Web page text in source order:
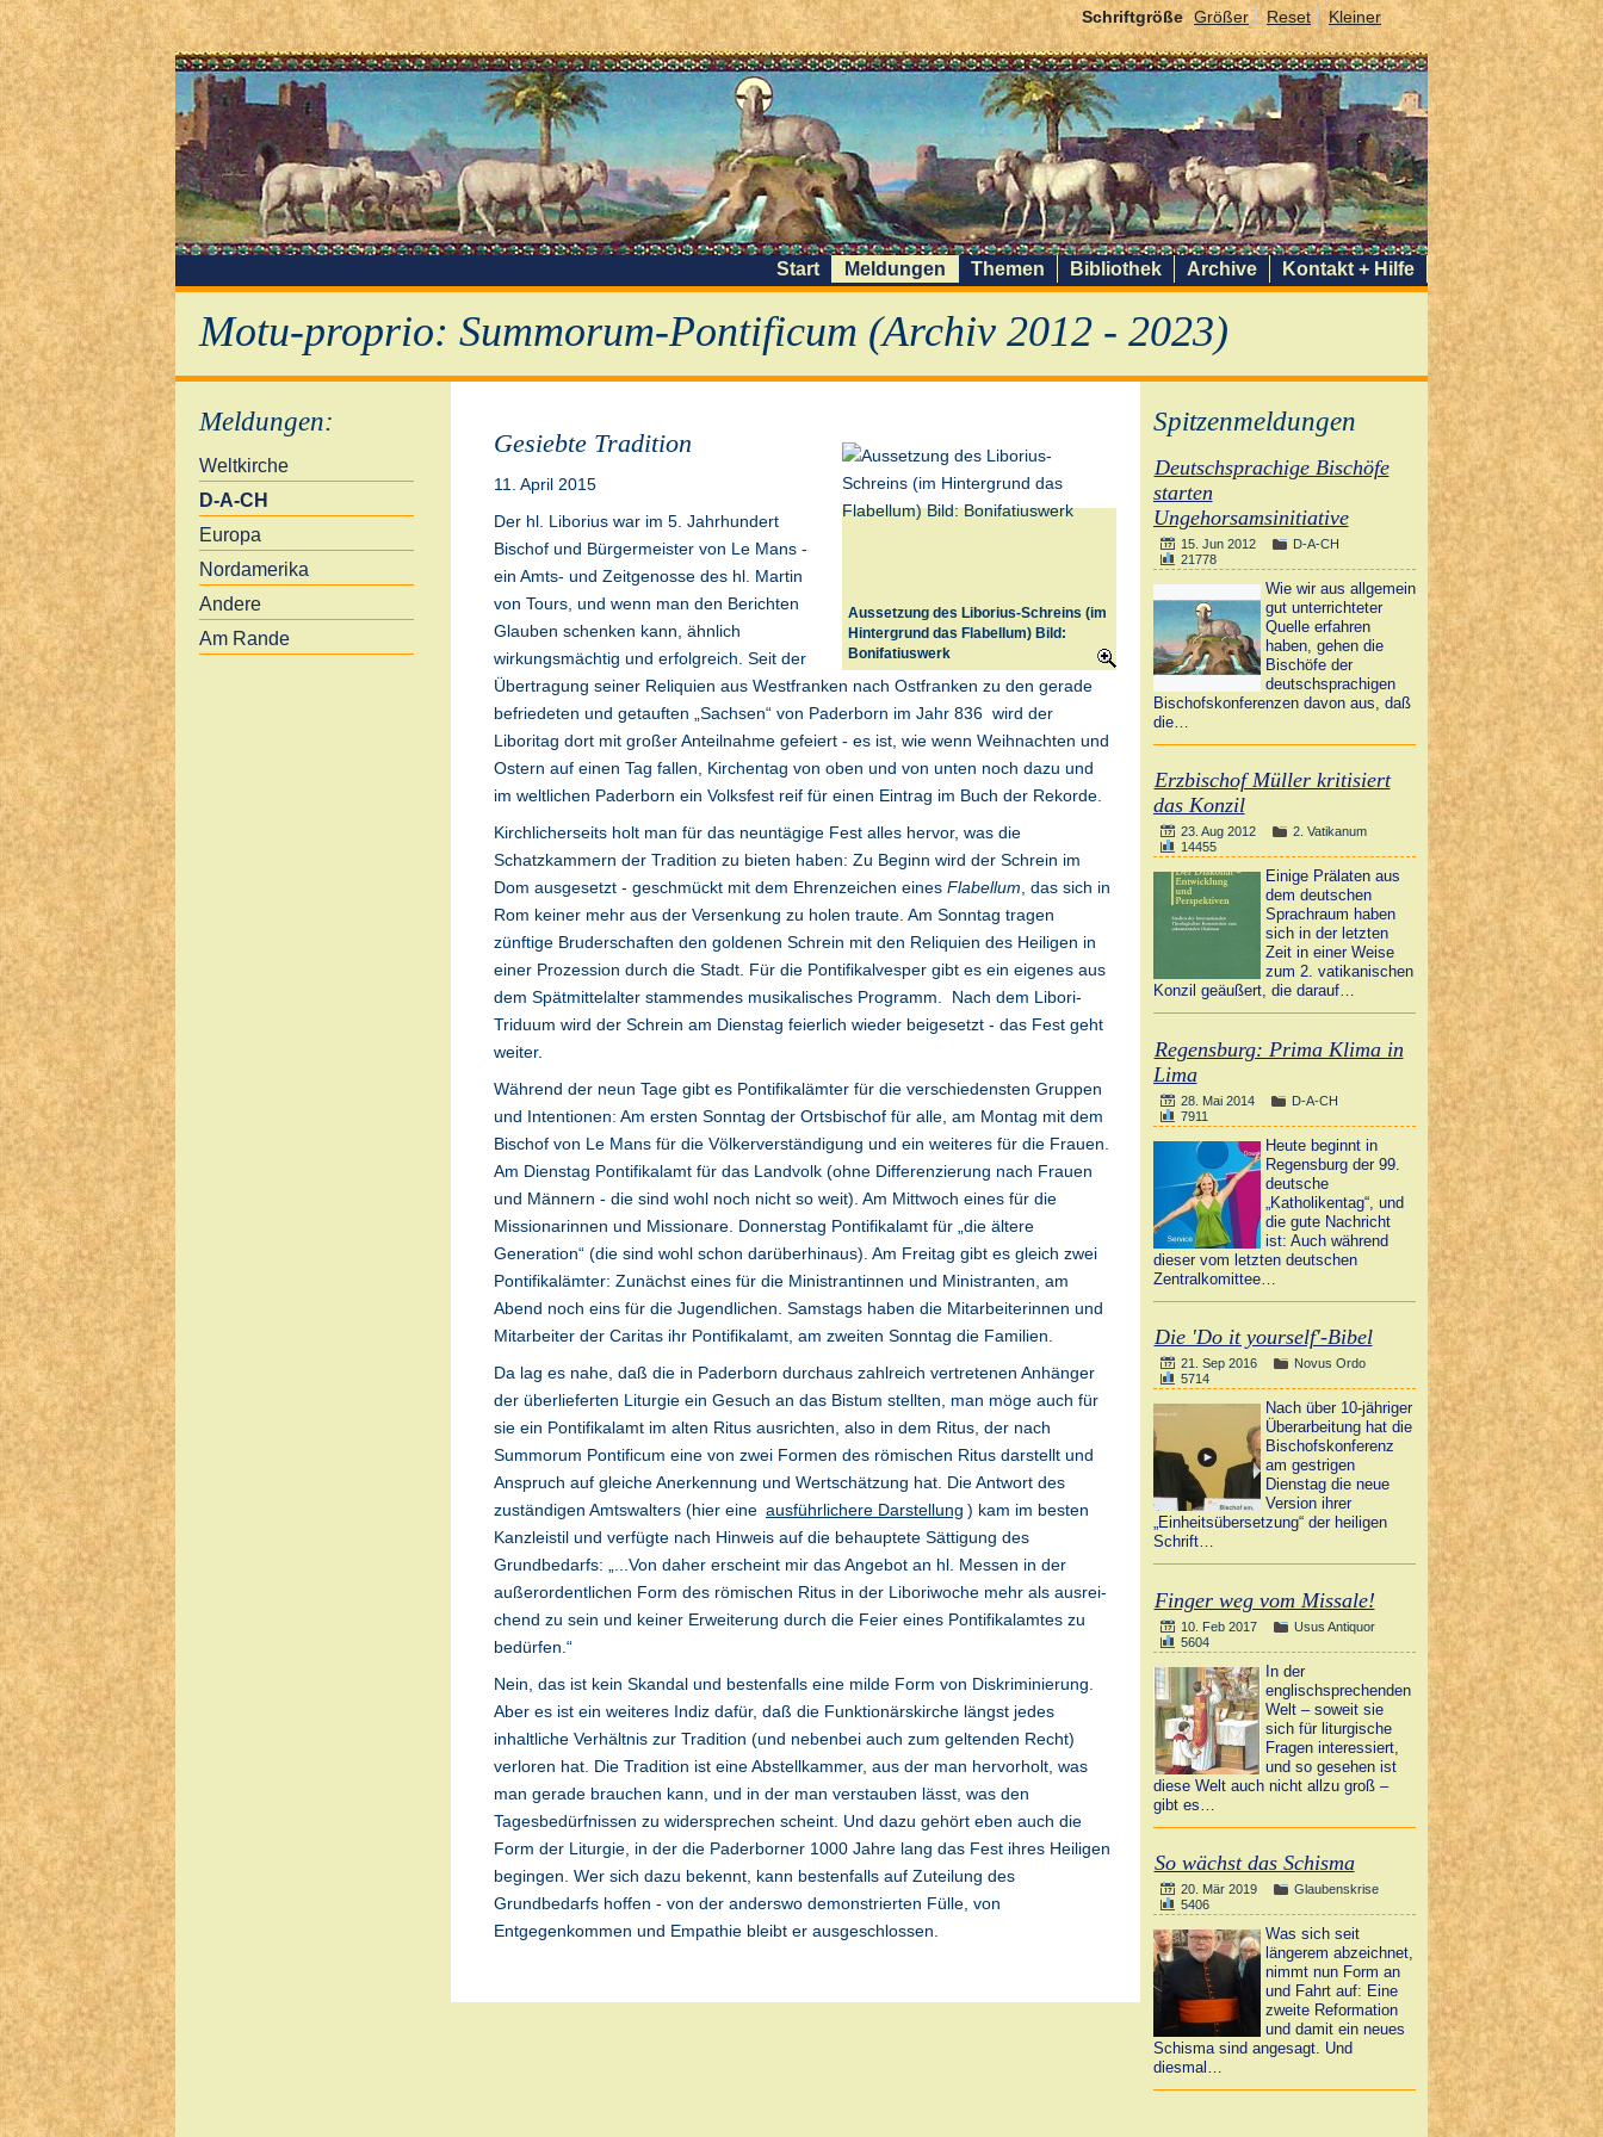
Motu-proprio: Summorum-Pontificum (Archiv 2012 - 2023)
Schriftgröße Größer Reset Kleiner
Start Meldungen Themen Bibliothek Archive Kontakt + Hilfe
Meldungen:
Weltkirche
D-A-CH
Europa
Nordamerika
Andere
Am Rande
Gesiebte Tradition
11. April 2015
Aussetzung des Liborius-Schreins (im
Hintergrund das Flabellum) Bild:
Bonifatiuswerk
Der hl. Liborius war im 5. Jahrhundert
Bischof und Bürgermeister von Le Mans -
ein Amts- und Zeitgenosse des hl. Martin
von Tours, und wenn man den Berichten
Glauben schenken kann, ähnlich
wirkungsmächtig und erfolgreich. Seit der
Übertragung seiner Reliquien aus Westfranken nach Ostfranken zu den gerade
befriedeten und getauften „Sachsen“ von Paderborn im Jahr 836 wird der
Liboritag dort mit großer Anteilnahme gefeiert - es ist, wie wenn Weihnachten und
Ostern auf einen Tag fallen, Kirchentag von oben und von unten noch dazu und
im weltlichen Paderborn ein Volksfest reif für einen Eintrag im Buch der Rekorde.
Kirchlicherseits holt man für das neuntägige Fest alles hervor, was die
Schatzkammern der Tradition zu bieten haben: Zu Beginn wird der Schrein im
Dom ausgesetzt - geschmückt mit dem Ehrenzeichen eines Flabellum , das sich in
Rom keiner mehr aus der Versenkung zu holen traute. Am Sonntag tragen
zünftige Bruderschaften den goldenen Schrein mit den Reliquien des Heiligen in
einer Prozession durch die Stadt. Für die Pontifikalvesper gibt es ein eigenes aus
dem Spätmittelalter stammendes musikalisches Programm. Nach dem Libori-
Triduum wird der Schrein am Dienstag feierlich wieder beigesetzt - das Fest geht
weiter.
Während der neun Tage gibt es Pontifikalämter für die verschiedensten Gruppen
und Intentionen: Am ersten Sonntag der Ortsbischof für alle, am Montag mit dem
Bischof von Le Mans für die Völkerverständigung und ein weiteres für die Frauen.
Am Dienstag Pontifikalamt für das Landvolk (ohne Differenzierung nach Frauen
und Männern - die sind wohl noch nicht so weit). Am Mittwoch eines für die
Missionarinnen und Missionare. Donnerstag Pontifikalamt für „die ältere
Generation“ (die sind wohl schon darüberhinaus). Am Freitag gibt es gleich zwei
Pontifikalämter: Zunächst eines für die Ministrantinnen und Ministranten, am
Abend noch eins für die Jugendlichen. Samstags haben die Mitarbeiterinnen und
Mitarbeiter der Caritas ihr Pontifikalamt, am zweiten Sonntag die Familien.
Da lag es nahe, daß die in Paderborn durchaus zahlreich vertretenen Anhänger
der überlieferten Liturgie ein Gesuch an das Bistum stellten, man möge auch für
sie ein Pontifikalamt im alten Ritus ausrichten, also in dem Ritus, der nach
Summorum Pontificum eine von zwei Formen des römischen Ritus darstellt und
Anspruch auf gleiche Anerkennung und Wertschätzung hat. Die Antwort des
zuständigen Amtswalters (hier eine ausführlichere Darstellung ) kam im besten
Kanzleistil und verfügte nach Hinweis auf die behauptete Sättigung des
Grundbedarfs: „...Von da­her er­scheint mir das An­ge­bot an hl. Mes­sen in der
außer­or­dent­li­chen Form des römi­schen Ri­tus in der Li­bo­ri­wo­che mehr als aus­rei­
chend zu sein und kei­ner Er­wei­te­rung durch die Fei­er ei­nes Pon­ti­fi­kal­am­tes zu
bedürfen.“
Nein, das ist kein Skandal und bestenfalls eine milde Form von Diskriminierung.
Aber es ist ein weiteres Indiz dafür, daß die Funktionärskirche längst jedes
inhaltliche Verhältnis zur Tradition (und nebenbei auch zum geltenden Recht)
verloren hat. Die Tradition ist eine Abstellkammer, aus der man hervorholt, was
man gerade brauchen kann, und in der man verstauben lässt, was den
Tagesbedürfnissen zu widersprechen scheint. Und dazu gehört eben auch die
Form der Liturgie, in der die Paderborner 1000 Jahre lang das Fest ihres Heiligen
begingen. Wer sich dazu bekennt, kann bestenfalls auf Zuteilung des
Grundbedarfs hoffen - von der anderswo demonstrierten Fülle, von
Entgegenkommen und Empathie bleibt er ausgeschlossen.
Spitzenmeldungen
Deutschsprachige Bischöfe
starten
Ungehorsamsinitiative
15. Jun 2012
D-A-CH
21778
Wie wir aus allgemein
gut unterrichteter
Quelle erfahren
haben, gehen die
Bischöfe der
deutschsprachigen
Bischofskonferenzen davon aus, daß
die…
Erzbischof Müller kritisiert
das Konzil
23. Aug 2012
2. Vatikanum
14455
Einige Prälaten aus
dem deutschen
Sprachraum haben
sich in der letzten
Zeit in einer Weise
zum 2. vatikanischen
Konzil geäußert, die darauf…
Regensburg: Prima Klima in
Lima
28. Mai 2014
D-A-CH
7911
Heute beginnt in
Regensburg der 99.
deutsche
„Katholikentag“, und
die gute Nachricht
ist: Auch während
dieser vom letzten deutschen
Zentralkomittee…
Die 'Do it yourself'-Bibel
21. Sep 2016
Novus Ordo
5714
Nach über 10-jähriger
Überarbeitung hat die
Bischofskonferenz
am gestrigen
Dienstag die neue
Version ihrer
„Einheitsübersetzung“ der heiligen
Schrift…
Finger weg vom Missale!
10. Feb 2017
Usus Antiquor
5604
In der
englischsprechenden
Welt – soweit sie
sich für liturgische
Fragen interessiert,
und so gesehen ist
diese Welt auch nicht allzu groß –
gibt es…
So wächst das Schisma
20. Mär 2019
Glaubenskrise
5406
Was sich seit
längerem abzeichnet,
nimmt nun Form an
und Fahrt auf: Eine
zweite Reformation
und damit ein neues
Schisma sind angesagt. Und
diesmal…